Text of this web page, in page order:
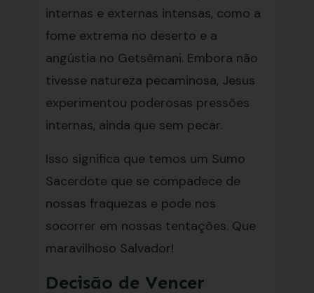
internas e externas intensas, como a
fome extrema no deserto e a
angústia no Getsêmani. Embora não
tivesse natureza pecaminosa, Jesus
experimentou poderosas pressões
internas, ainda que sem pecar.
Isso significa que temos um Sumo
Sacerdote que se compadece de
nossas fraquezas e pode nos
socorrer em nossas tentações. Que
maravilhoso Salvador!
Decisão de Vencer